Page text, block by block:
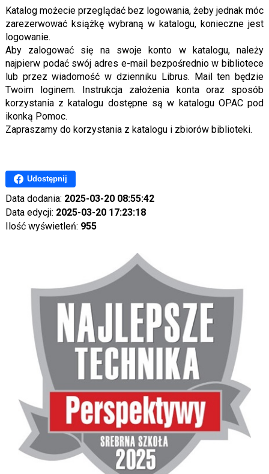
Katalog możecie przeglądać bez logowania, żeby jednak móc
zarezerwować książkę wybraną w katalogu, konieczne jest
logowanie.
Aby zalogować się na swoje konto w katalogu, należy
najpierw podać swój adres e-mail bezpośrednio w bibliotece
lub przez wiadomość w dzienniku Librus. Mail ten będzie
Twoim loginem. Instrukcja założenia konta oraz sposób
korzystania z katalogu dostępne są w katalogu OPAC pod
ikonką Pomoc.
Zapraszamy do korzystania z katalogu i zbiorów biblioteki.
Udostępnij
Data dodania: 2025-03-20 08:55:42
Data edycji: 2025-03-20 17:23:18
Ilość wyświetleń: 955